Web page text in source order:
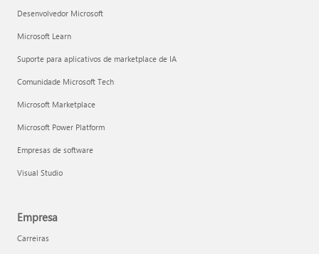
Desenvolvedor Microsoft
Microsoft Learn
Suporte para aplicativos de marketplace de IA
Comunidade Microsoft Tech
Microsoft Marketplace
Microsoft Power Platform
Empresas de software
Visual Studio
Empresa
Carreiras